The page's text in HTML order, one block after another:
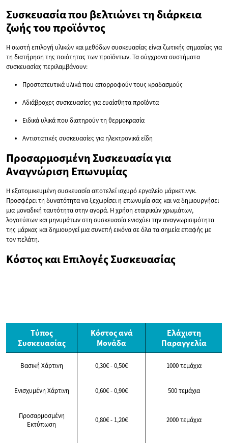
Συσκευασία που βελτιώνει τη διάρκεια
ζωής του προϊόντος
Η σωστή επιλογή υλικών και μεθόδων συσκευασίας είναι ζωτικής σημασίας για
τη διατήρηση της ποιότητας των προϊόντων. Τα σύγχρονα συστήματα
συσκευασίας περιλαμβάνουν:
Προστατευτικά υλικά που απορροφούν τους κραδασμούς
Αδιάβροχες συσκευασίες για ευαίσθητα προϊόντα
Ειδικά υλικά που διατηρούν τη θερμοκρασία
Αντιστατικές συσκευασίες για ηλεκτρονικά είδη
Προσαρμοσμένη Συσκευασία για
Αναγνώριση Επωνυμίας
Η εξατομικευμένη συσκευασία αποτελεί ισχυρό εργαλείο μάρκετινγκ.
Προσφέρει τη δυνατότητα να ξεχωρίσει η επωνυμία σας και να δημιουργήσει
μια μοναδική ταυτότητα στην αγορά. Η χρήση εταιρικών χρωμάτων,
λογοτύπων και μηνυμάτων στη συσκευασία ενισχύει την αναγνωρισιμότητα
της μάρκας και δημιουργεί μια συνεπή εικόνα σε όλα τα σημεία επαφής με
τον πελάτη.
Κόστος και Επιλογές Συσκευασίας
Τύπος
Συσκευασίας
Κόστος ανά
Μονάδα
Ελάχιστη
Παραγγελία
Βασική Χάρτινη 0,30€ - 0,50€ 1000 τεμάχια
Ενισχυμένη Χάρτινη 0,60€ - 0,90€ 500 τεμάχια
Προσαρμοσμένη
Εκτύπωση
0,80€ - 1,20€ 2000 τεμάχια